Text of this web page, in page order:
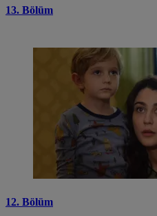
13. Bölüm
12. Bölüm